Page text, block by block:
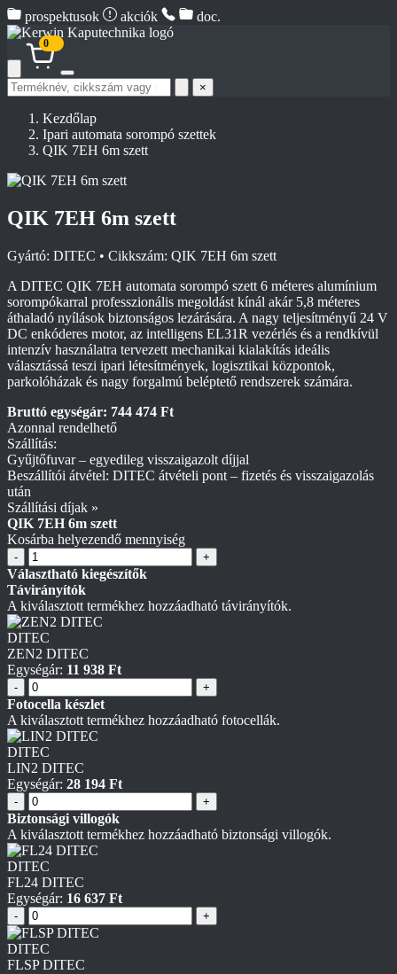
prospektusok akciók doc.
0
Termék
keresése
×
Kezdőlap
Ipari automata sorompó szettek
QIK 7EH 6m szett
QIK 7EH 6m szett
Gyártó: DITEC • Cikkszám: QIK 7EH 6m szett
A DITEC QIK 7EH automata sorompó szett 6 méteres alumínium
sorompókarral professzionális megoldást kínál akár 5,8 méteres
áthaladó nyílások biztonságos lezárására. A nagy teljesítményű 24 V
DC enkóderes motor, az intelligens EL31R vezérlés és a rendkívül
intenzív használatra tervezett mechanikai kialakítás ideális
választássá teszi ipari létesítmények, logisztikai központok,
parkolóházak és nagy forgalmú beléptető rendszerek számára.
Bruttó egységár: 744 474 Ft
Azonnal rendelhető
Szállítás:
Gyűjtőfuvar – egyedileg visszaigazolt díjjal
Beszállítói átvétel: DITEC átvételi pont – fizetés és visszaigazolás
után
Szállítási díjak »
QIK 7EH 6m szett
Kosárba helyezendő mennyiség
- +
Választható kiegészítők
Távirányítók
A kiválasztott termékhez hozzáadható távirányítók.
DITEC
ZEN2 DITEC
Egységár: 11 938 Ft
- +
Fotocella készlet
A kiválasztott termékhez hozzáadható fotocellák.
DITEC
LIN2 DITEC
Egységár: 28 194 Ft
- +
Biztonsági villogók
A kiválasztott termékhez hozzáadható biztonsági villogók.
DITEC
FL24 DITEC
Egységár: 16 637 Ft
- +
DITEC
FLSP DITEC